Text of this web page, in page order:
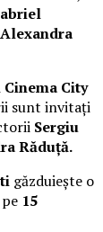
City
sunt invitați
Sergiu
Răduță.
găzduiește o
15